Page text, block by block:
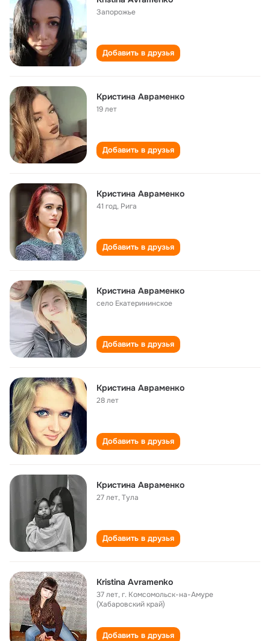
Запорожье
Добавить в друзья
Кристина Авраменко
19 лет
Добавить в друзья
Кристина Авраменко
41 год, Рига
Добавить в друзья
Кристина Авраменко
село Екатерининское
Добавить в друзья
Кристина Авраменко
28 лет
Добавить в друзья
Кристина Авраменко
27 лет,Тула
Добавить в друзья
Kristina Avramenko
37 лет,г. Комсомольск-на-Амуре
(Хабаровский край)
Добавить в друзья